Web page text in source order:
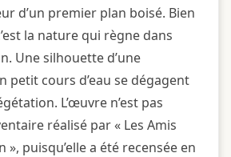
d’un premier plan boisé. Bien
la nature qui règne dans
Une silhouette d’une
petit cours d’eau se dégagent
L’œuvre n’est pas
réalisé par « Les Amis
», puisqu’elle a été recensée en